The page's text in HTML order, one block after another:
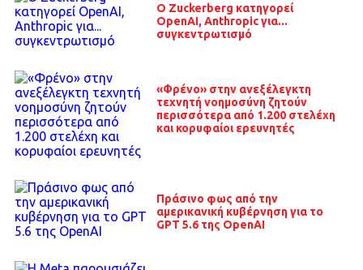
O Zuckerberg κατηγορεί
OpenAI, Anthropic για...
συγκεντρωτισμό
«Φρένο» στην ανεξέλεγκτη
τεχνητή νοημοσύνη ζητούν
περισσότερα από 1.200 στελέχη
και κορυφαίοι ερευνητές
Πράσινο φως από την
αμερικανική κυβέρνηση για το
GPT 5.6 της OpenAI